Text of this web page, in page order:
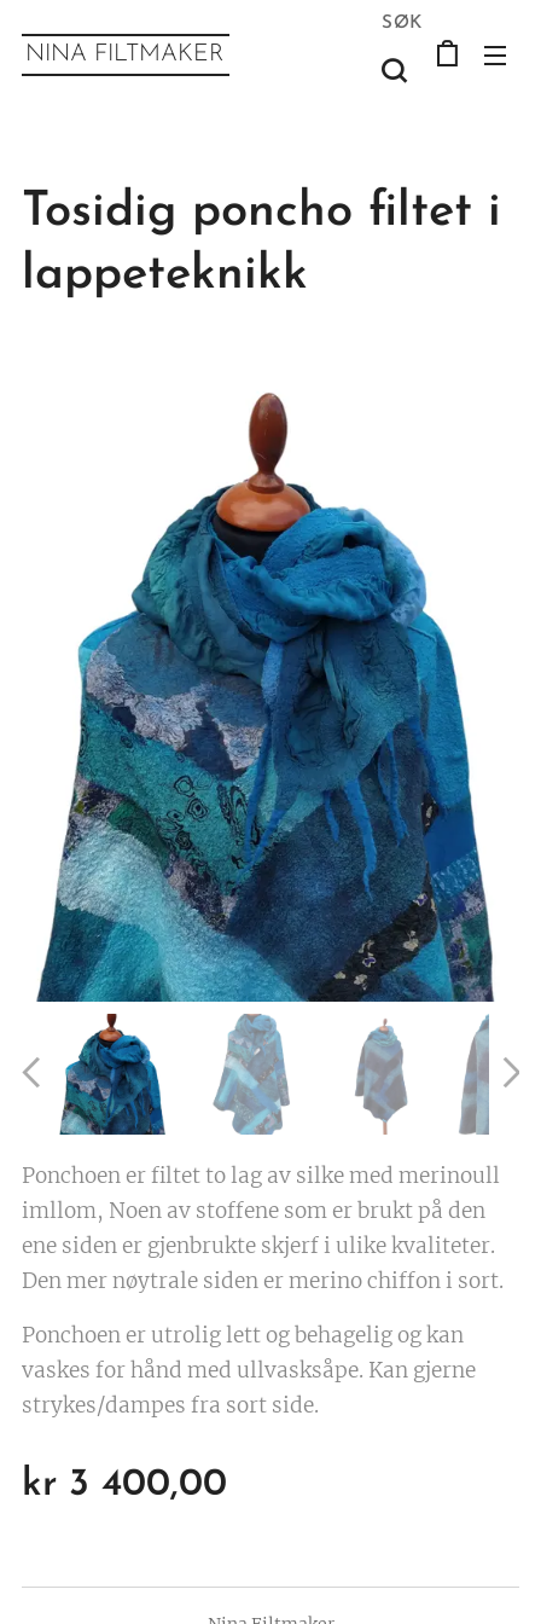
NINA FILTMAKER
SØK
Tosidig poncho filtet i
lappeteknikk
Ponchoen er filtet to lag av silke med merinoull
imllom, Noen av stoffene som er brukt på den
ene siden er gjenbrukte skjerf i ulike kvaliteter.
Den mer nøytrale siden er merino chiffon i sort.
Ponchoen er utrolig lett og behagelig og kan
vaskes for hånd med ullvasksåpe. Kan gjerne
strykes/dampes fra sort side.
kr 3 400,00